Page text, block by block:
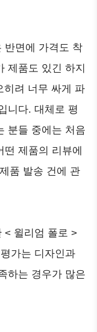
반면에 가격도 착
제품도 있긴 하지
히려 너무 싸게 파
니다. 대체로 평
분들 중에는 처음
제품의 리뷰에
품 발송 건에 관
< 윌리엄 폴로 >
가는 디자인과
하는 경우가 많은